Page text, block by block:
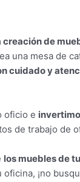
de
una mesa de
cuidado y
oficio e
de trabajo de
los muebles de
¡no